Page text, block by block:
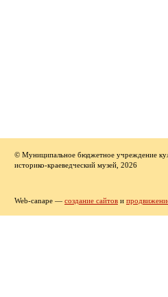
© Муниципальное бюджетное учреждение
историко-краеведческий музей, 2026
Web-canape — создание сайтов и